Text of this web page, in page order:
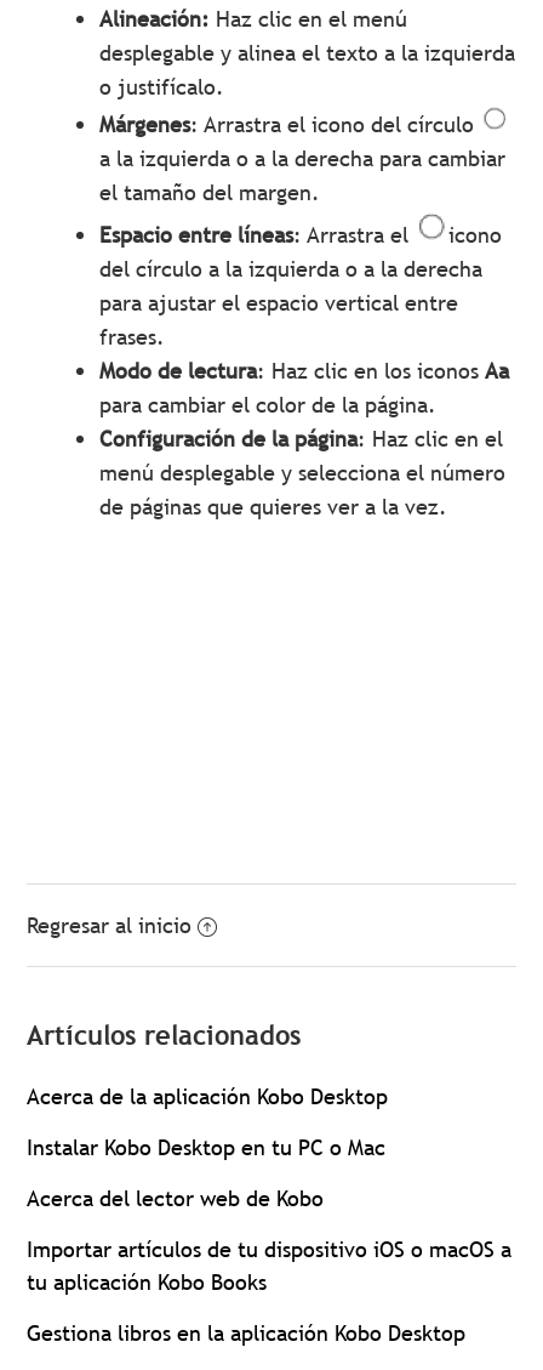
Alineación: Haz clic en el menú
desplegable y alinea el texto a la izquierda
o justifícalo.
Márgenes: Arrastra el icono del círculo
a la izquierda o a la derecha para cambiar
el tamaño del margen.
Espacio entre líneas: Arrastra el
icono
del círculo a la izquierda o a la derecha
para ajustar el espacio vertical entre
frases.
Modo de lectura: Haz clic en los iconosAa
para cambiar el color de la página.
Configuración de la página: Haz clic en el
menú desplegable y selecciona el número
de páginas que quieres ver a la vez.
Regresar al inicio
Artículos relacionados
Acerca de la aplicación Kobo Desktop
Instalar Kobo Desktop en tu PC o Mac
Acerca del lector web de Kobo
Importar artículos de tu dispositivo iOS o macOS a
tu aplicación Kobo Books
Gestiona libros en la aplicación Kobo Desktop